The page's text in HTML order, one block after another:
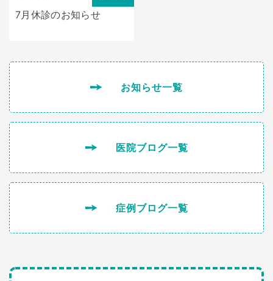
7月休診のお知らせ
お知らせ一覧
医院ブログ一覧
症例ブログ一覧